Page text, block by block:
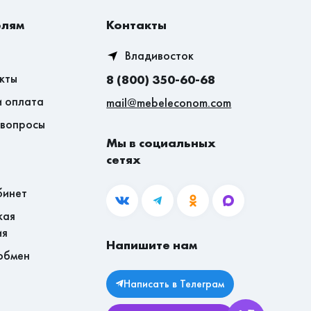
оплата
Контакты
Владивосток
8 (800) 350-60-68
mail@mebeleconom.com
Мы в социальных
сетях
Напишите нам
Написать в Телеграм